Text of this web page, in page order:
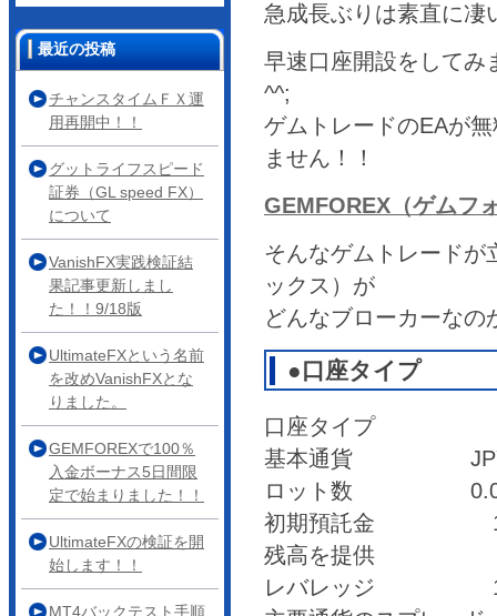
急成長ぶりは素直に凄
早速口座開設をしてみ
^^;
ゲムトレードのEAが
ません！！
GEMFOREX（ゲムフ
そんなゲムトレードが
ックス）が
どんなブローカーな
●口座タイプ
口座タイプ
基本通
ロット数
初期預託金 1
残高を提供
レバレッジ
最近の投稿
チャンスタイムＦＸ運
用再開中！！
グットライフスピード
証券（GL speed FX）
について
VanishFX実践検証結
果記事更新しまし
た！！9/18版
UltimateFXという名前
を改めVanishFXとな
りました。
GEMFOREXで100％
入金ボーナス5日間限
定で始まりました！！
UltimateFXの検証を開
始します！！
MT4バックテスト手順